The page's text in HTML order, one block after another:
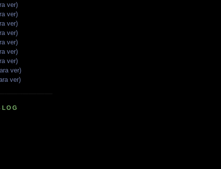
ver)
ver)
ver)
ver)
ver)
ver)
ver)
ver)
ver)